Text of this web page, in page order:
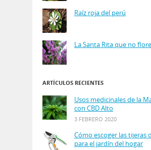
Raíz roja del perú
La Santa Rita que no
ARTÍCULOS RECIENTES
Usos medicinales de la
con CBD Alto
3 FEBRERO 2020
Cómo escoger las tijeras
para el jardín del hogar